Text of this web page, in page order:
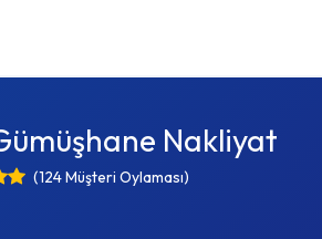
Nakliyat
(124 Müşteri Oylaması)